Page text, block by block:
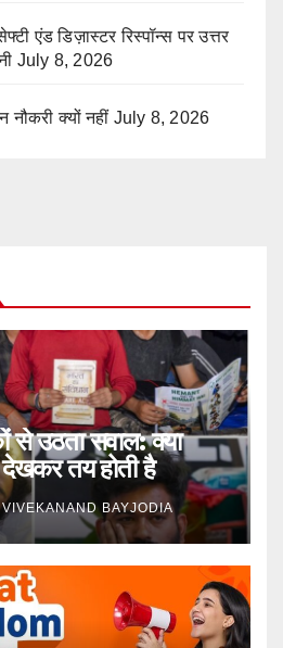
एंड डिज़ास्टर रिस्पॉन्स पर उत्तर
July 8, 2026
नौकरी क्यों नहीं July 8, 2026
उठता सवाल: क्या
देखकर तय होती है
BAYJODIA